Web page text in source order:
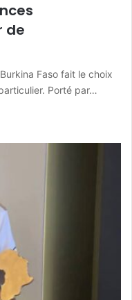
de
Faso fait le choix
Porté par…